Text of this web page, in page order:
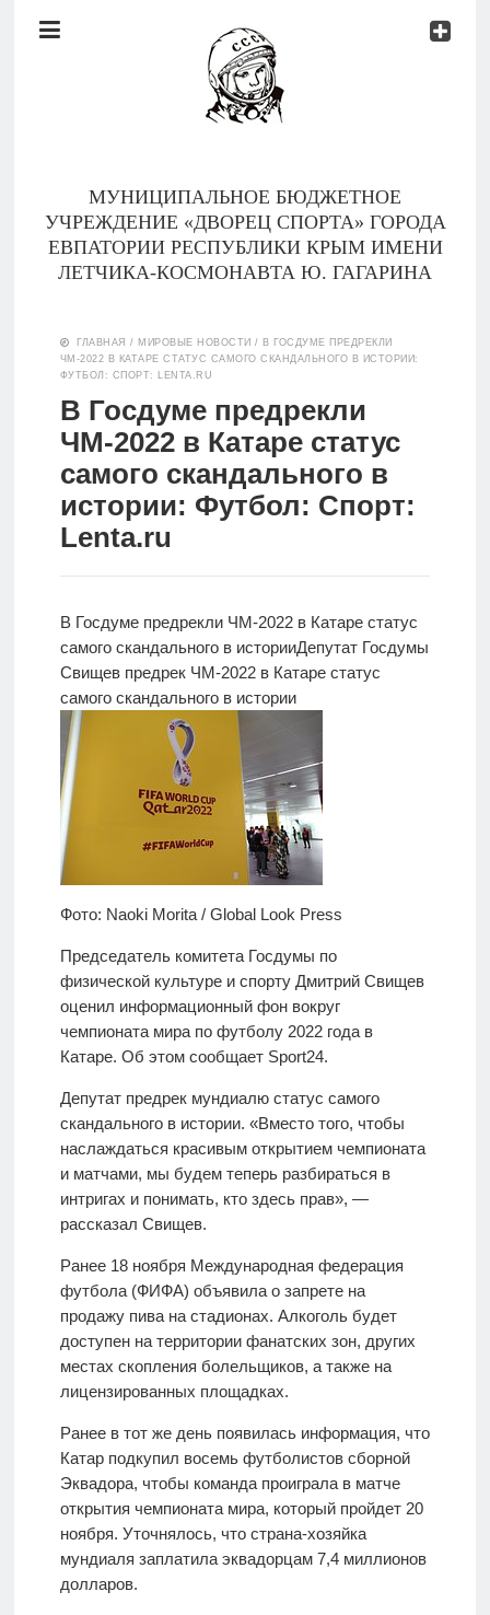
Документы
МУНИЦИПАЛЬНОЕ БЮДЖЕТНОЕ
УЧРЕЖДЕНИЕ «ДВОРЕЦ СПОРТА» ГОРОДА
ЕВПАТОРИИ РЕСПУБЛИКИ КРЫМ ИМЕНИ
ЛЕТЧИКА-КОСМОНАВТА Ю. ГАГАРИНА
Тренеры
Документы
Контакты
Новости
Родителям
О
Версия для
слабовидящих
ГЛАВНАЯ / МИРОВЫЕ НОВОСТИ / В ГОСДУМЕ ПРЕДРЕКЛИ
ЧМ-2022 В КАТАРЕ СТАТУС САМОГО СКАНДАЛЬНОГО В ИСТОРИИ:
ФУТБОЛ: СПОРТ: LENTA.RU
В Госдуме предрекли
ЧМ-2022 в Катаре статус
самого скандального в
истории: Футбол: Спорт:
Lenta.ru
В Госдуме предрекли ЧМ-2022 в Катаре статус
самого скандального в историиДепутат Госдумы
Свищев предрек ЧМ-2022 в Катаре статус
самого скандального в истории
Фото: Naoki Morita / Global Look Press
Председатель комитета Госдумы по
физической культуре и спорту Дмитрий Свищев
оценил информационный фон вокруг
чемпионата мира по футболу 2022 года в
Катаре. Об этом сообщает Sport24.
Депутат предрек мундиалю статус самого
скандального в истории. «Вместо того, чтобы
наслаждаться красивым открытием чемпионата
и матчами, мы будем теперь разбираться в
интригах и понимать, кто здесь прав», —
рассказал Свищев.
Ранее 18 ноября Международная федерация
футбола (ФИФА) объявила о запрете на
продажу пива на стадионах. Алкоголь будет
доступен на территории фанатских зон, других
местах скопления болельщиков, а также на
лицензированных площадках.
Ранее в тот же день появилась информация, что
Катар подкупил восемь футболистов сборной
Эквадора, чтобы команда проиграла в матче
открытия чемпионата мира, который пройдет 20
ноября. Уточнялось, что страна-хозяйка
мундиаля заплатила эквадорцам 7,4 миллионов
долларов.